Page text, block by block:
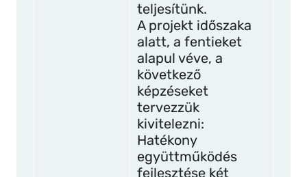
teljesítünk.
A projekt időszaka
alatt, a fentieket
alapul véve, a
következő
képzéseket
tervezzük
kivitelezni:
Hatékony
együttműködés
fejlesztése két